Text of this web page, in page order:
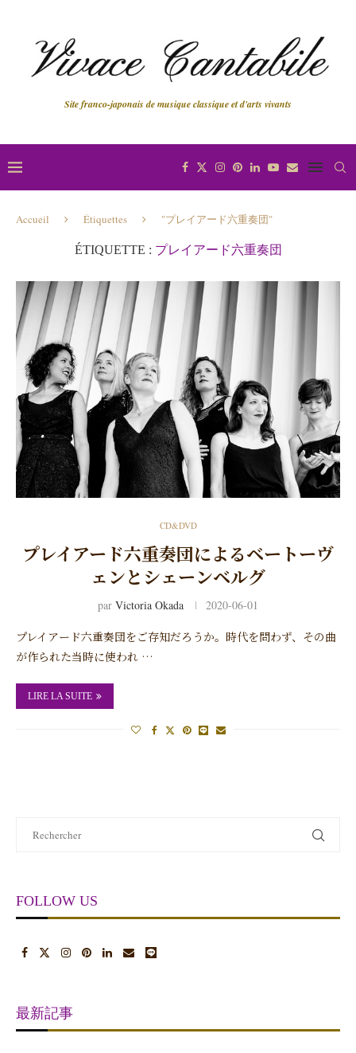
Site franco-japonais de musique classique et d'arts vivants
Accueil Étiquettes "プレイアード六重奏団"
ÉTIQUETTE : プレイアード六重奏団
CD&DVD
プレイアード六重奏団によるベートーヴ
ェンとシェーンベルグ
par Victoria Okada 2020-06-01
プレイアード六重奏団をご存知だろうか。時代を問わず、その曲
が作られた当時に使われ …
LIRE LA SUITE
FOLLOW US
最新記事